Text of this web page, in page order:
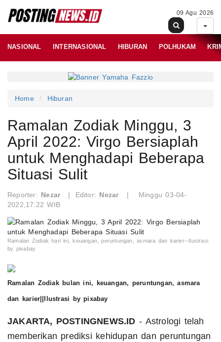
09 Agu 2026
NASIONAL INTERNASIONAL HIBURAN POLHUKAM
Home Hiburan
Ramalan Zodiak Minggu, 3
April 2022: Virgo Bersiaplah
untuk Menghadapi Beberapa
Situasi Sulit
Reporter: Nezar | Editor: Nezar |
Minggu 03-04-
2022,17:22 WIB
Ramalan Zodiak hari ini, keuangan, peruntungan, asmara dan karier--Ilustrasi
by pixabay
Ramalan Zodiak bulan ini, keuangan, peruntungan, asmara
dan karier||Ilustrasi by pixabay
JAKARTA, POSTINGNEWS.ID - Astrologi telah
memberikan prediksi kehidupan dan peruntungan